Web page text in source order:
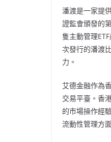
潘渡是一家提
證監會頒發的
隻主動管理
次發行的潘渡
力 。
艾德金融作為
交易平臺。香
的市場操作經
流動性管理方